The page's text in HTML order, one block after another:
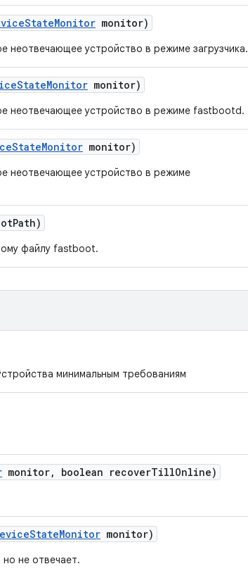
StateMonitor monitor)
неотвечающее устройство в режиме загрузчика.
StateMonitor monitor)
неотвечающее устройство в режиме fastbootd.
StateMonitor monitor)
неотвечающее устройство в режиме
Path)
файлу fastboot.
минимальным требованиям
monitor, boolean recoverTillOnline)
StateMonitor monitor)
не отвечает.